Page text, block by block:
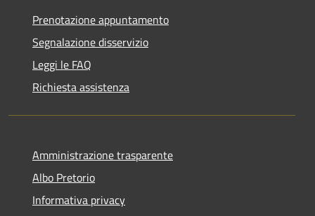
Prenotazione appuntamento
Segnalazione disservizio
Leggi le FAQ
Richiesta assistenza
Amministrazione trasparente
Albo Pretorio
Informativa privacy